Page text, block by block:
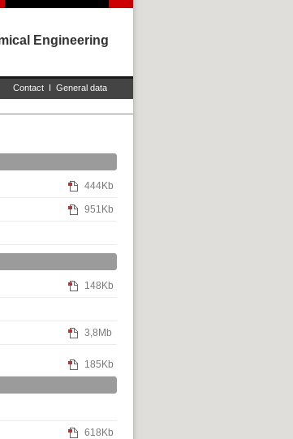
Engineering
Contact I General data
444Kb
951Kb
148Kb
3,8Mb
185Kb
618Kb